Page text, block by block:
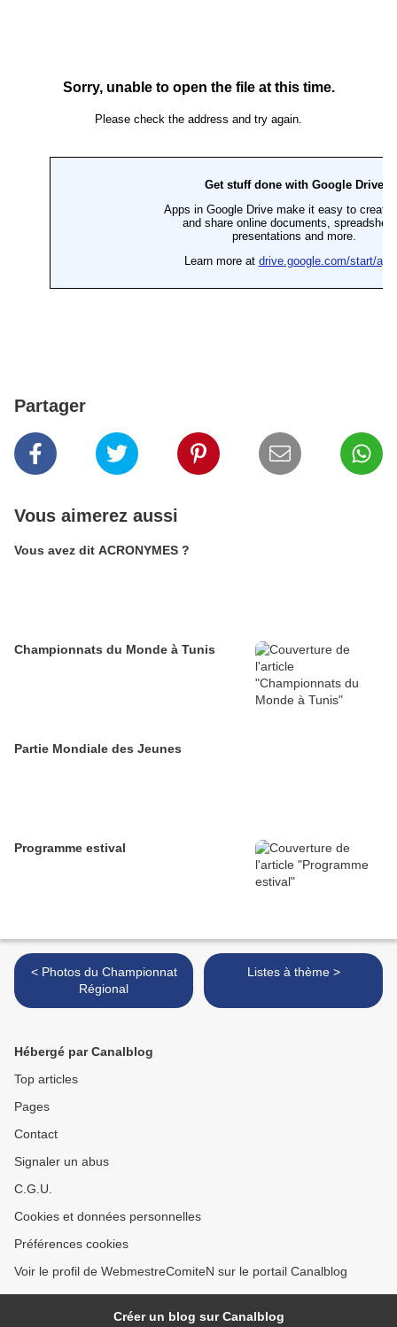
Partager
Vous aimerez aussi
Vous avez dit ACRONYMES ?
Championnats du Monde à Tunis
Partie Mondiale des Jeunes
Programme estival
< Photos du Championnat
Régional
Listes à thème >
Hébergé par Canalblog
Top articles
Pages
Contact
Signaler un abus
C.G.U.
Cookies et données personnelles
Préférences cookies
Voir le profil de WebmestreComiteN sur le portail Canalblog
Créer un blog sur Canalblog